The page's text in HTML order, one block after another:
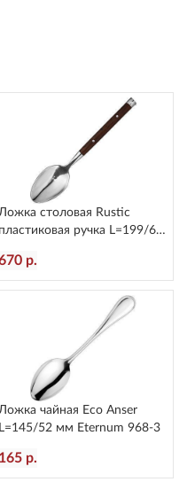
столовая Rustic
пластиковая ручка L=199/60
р.
чайная Eco Anser
L=145/52 мм Eternum 968-3
165 р.